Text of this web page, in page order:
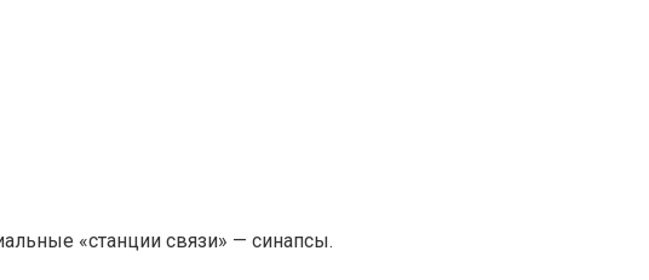
«станции связи» — синапсы.